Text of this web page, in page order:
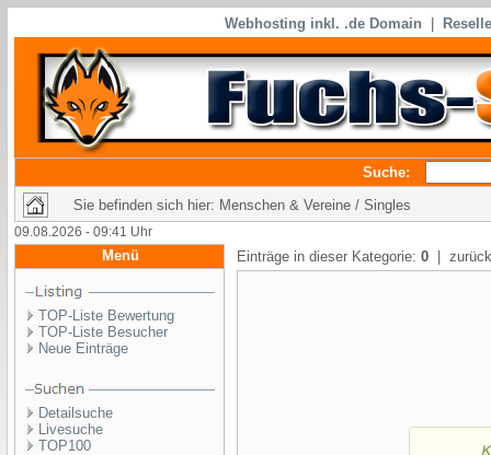
Webhosting inkl. .de Domain
Suche:
Sie befinden sich hier: Menschen & Vereine / Singles
09.08.2026 - 09:41 Uhr
Menü
TOP-Liste Bewertung
TOP-Liste Besucher
Neue Einträge
Detailsuche
Livesuche
TOP100
Einträge in dieser Kategorie: 0 |